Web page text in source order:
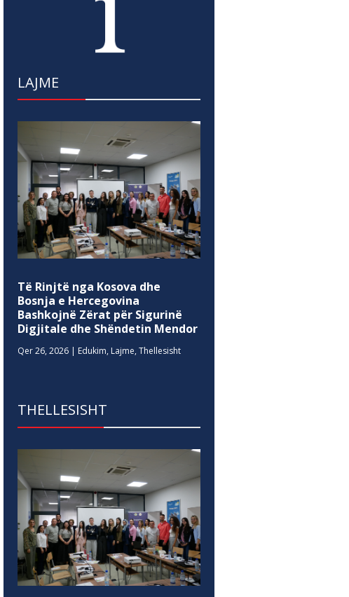
LAJME
Të Rinjtë nga Kosova dhe
Bosnja e Hercegovina
Bashkojnë Zërat për Sigurinë
Digjitale dhe Shëndetin Mendor
Qer 26, 2026 | Edukim, Lajme,Thellesisht
THELLESISHT